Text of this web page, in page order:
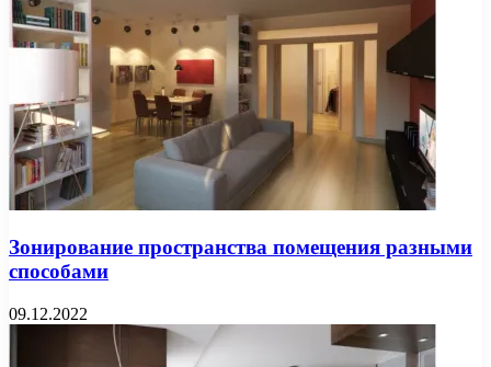
Зонирование пространства помещения разными
способами
09.12.2022